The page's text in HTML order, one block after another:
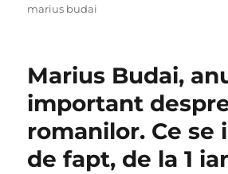
on
marius budai
Marius Budai,
important
romanilor. Ce se
de fapt, de la 1